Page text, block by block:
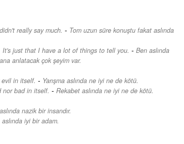
really say much. - Tom uzun süre konuştu fakat aslında
just that I have a lot of things to tell you. - Ben aslında
anlatacak çok şeyim var.
in itself. - Yarışma aslında ne iyi ne de kötü.
nor bad in itself. - Rekabet aslında ne iyi ne de kötü.
nazik bir insandır.
iyi bir adam.